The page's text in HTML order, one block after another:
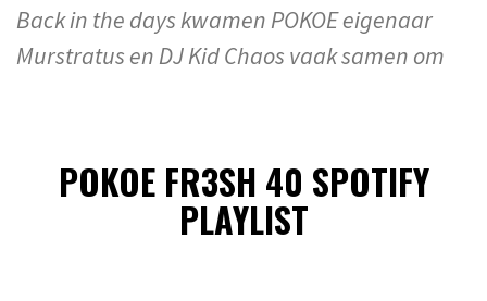
Back in the days kwamen POKOE eigenaar
Murstratus en DJ Kid Chaos vaak samen om
POKOE FR3SH 40 SPOTIFY
PLAYLIST